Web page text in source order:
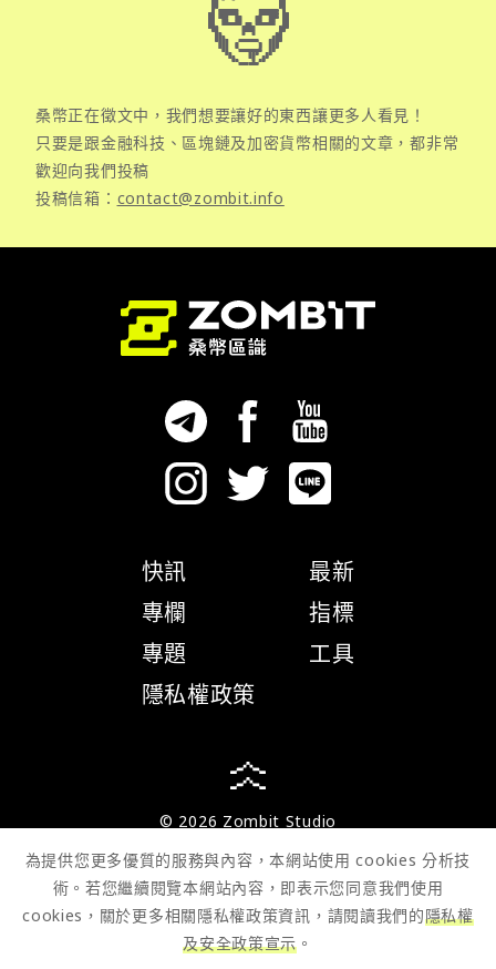
桑幣正在徵文中，我們想要讓好的東西讓更多人看見！
只要是跟金融科技、區塊鏈及加密貨幣相關的文章，都非常
歡迎向我們投稿
投稿信箱： contact@zombit.info
快訊
專欄
專題
隱私權政策
最新
指標
工具
© 2026 Zombit Studio
為提供您更多優質的服務與內容，本網站使用 cookies 分析技
術。若您繼續閱覽本網站內容，即表示您同意我們使用
cookies，關於更多相關隱私權政策資訊，請閱讀我們的隱私權
及安全政策宣示 。